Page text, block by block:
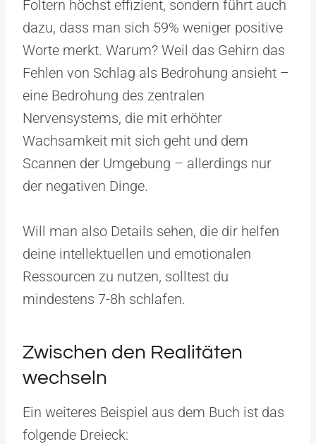
Foltern höchst effizient, sondern führt auch
dazu, dass man sich 59% weniger positive
Worte merkt. Warum? Weil das Gehirn das
Fehlen von Schlag als Bedrohung ansieht –
eine Bedrohung des zentralen
Nervensystems, die mit erhöhter
Wachsamkeit mit sich geht und dem
Scannen der Umgebung – allerdings nur
der negativen Dinge.
Will man also Details sehen, die dir helfen
deine intellektuellen und emotionalen
Ressourcen zu nutzen, solltest du
mindestens 7-8h schlafen.
Zwischen den Realitäten
wechseln
Ein weiteres Beispiel aus dem Buch ist das
folgende Dreieck: